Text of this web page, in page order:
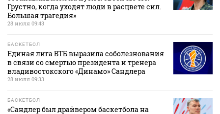
Грустно, когда уходят люди в расцвете сил.
Большая трагедия»
28 июля 09:43
БАСКЕТБОЛ
Единая лига ВТБ выразила соболезнования
в связи со смертью президента и тренера
владивостокского «Динамо» Сандлера
28 июля 09:33
БАСКЕТБОЛ
«Сандлер был драйвером баскетбола на